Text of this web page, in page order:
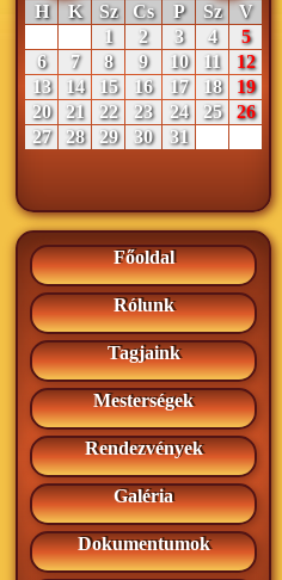
H
K Sz Cs P Sz
V
1
2 3 4
5
6
7 8 9 10 11
12
13
14 15 16 17 18
19
20
21 22 23 24 25
26
27
28 29 30 31
Főoldal
Rólunk
Tagjaink
Mesterségek
Rendezvények
Galéria
Dokumentumok